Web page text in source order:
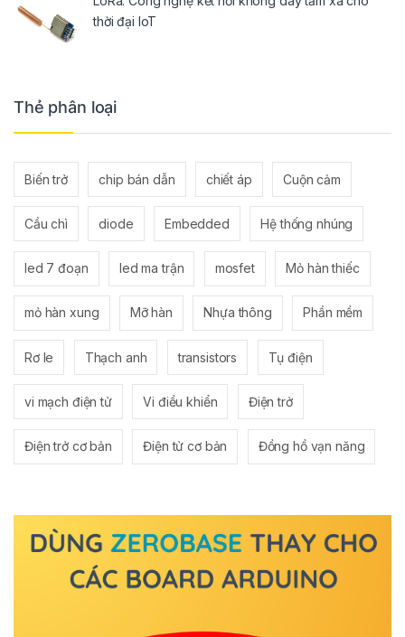
thời đại IoT
Thẻ phân loại
Biến trở chip bán dẫn chiết áp Cuộn cảm
Cầu chì diode Embedded Hệ thống nhúng
led 7 đoạn led ma trận mosfet Mỏ hàn thiếc
mỏ hàn xung Mỡ hàn Nhựa thông Phần mềm
Rơ le Thạch anh transistors Tụ điện
vi mạch điện tử Vi điều khiển Điện trở
Điện trở cơ bản Điện tử cơ bản Đồng hồ vạn năng